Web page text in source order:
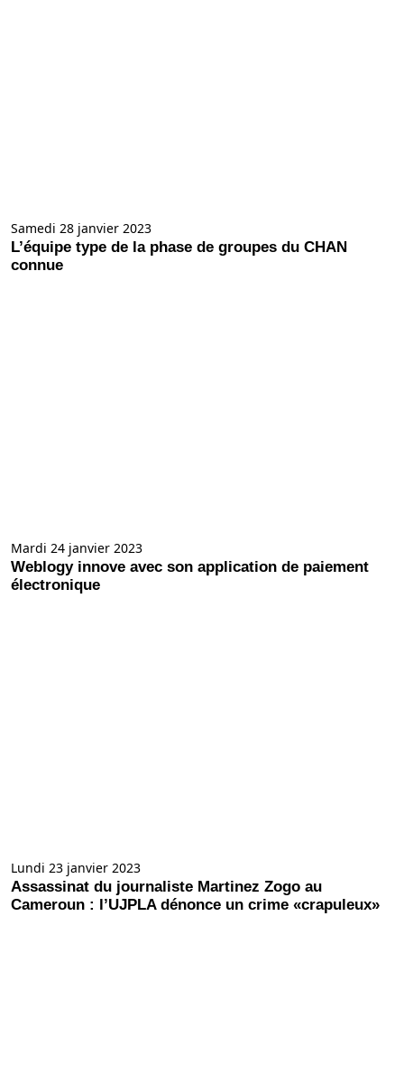
Samedi 28 janvier 2023
L’équipe type de la phase de groupes du CHAN
connue
Mardi 24 janvier 2023
Weblogy innove avec son application de paiement
électronique
Lundi 23 janvier 2023
Assassinat du journaliste Martinez Zogo au
Cameroun : l’UJPLA dénonce un crime «crapuleux»